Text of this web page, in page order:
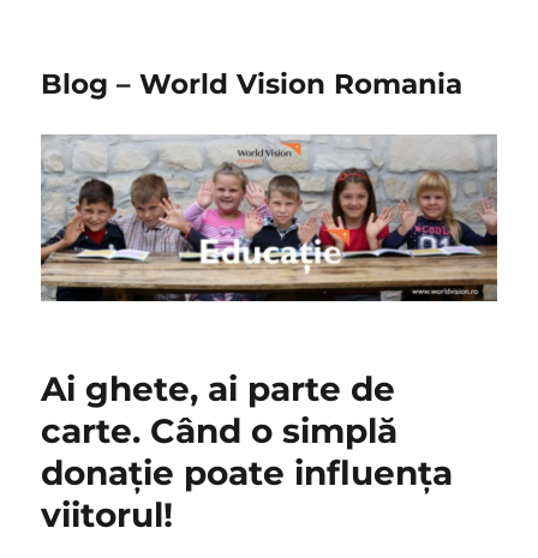
Blog – World Vision Romania
Ai ghete, ai parte de
carte. Când o simplă
donație poate influența
viitorul!